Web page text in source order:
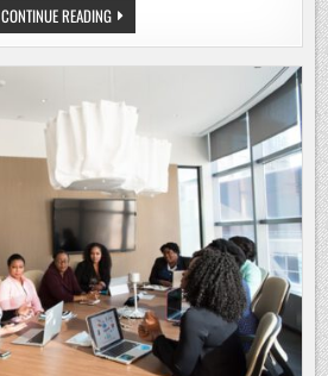
CONTINUE READINGINVEST4NATURE-
TOOLBOX
BIETET
NATURBASIERTE
LÖSUNGEN